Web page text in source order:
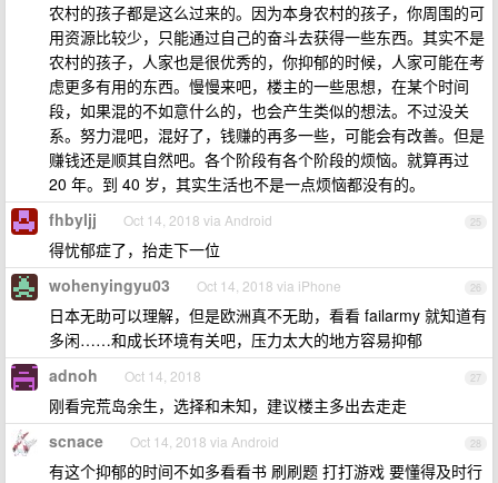
农村的孩子都是这么过来的。因为本身农村的孩子，你周围的可
用资源比较少，只能通过自己的奋斗去获得一些东西。其实不是
农村的孩子，人家也是很优秀的，你抑郁的时候，人家可能在考
虑更多有用的东西。慢慢来吧，楼主的一些思想，在某个时间
段，如果混的不如意什么的，也会产生类似的想法。不过没关
系。努力混吧，混好了，钱赚的再多一些，可能会有改善。但是
赚钱还是顺其自然吧。各个阶段有各个阶段的烦恼。就算再过
20 年。到 40 岁，其实生活也不是一点烦恼都没有的。
25
fhbyljj Oct 14, 2018 via Android
得忧郁症了，抬走下一位
26
wohenyingyu03 Oct 14, 2018 via iPhone
日本无助可以理解，但是欧洲真不无助，看看 failarmy 就知道有
多闲……和成长环境有关吧，压力太大的地方容易抑郁
27
adnoh Oct 14, 2018
刚看完荒岛余生，选择和未知，建议楼主多出去走走
28
scnace Oct 14, 2018 via Android
有这个抑郁的时间不如多看看书 刷刷题 打打游戏 要懂得及时行